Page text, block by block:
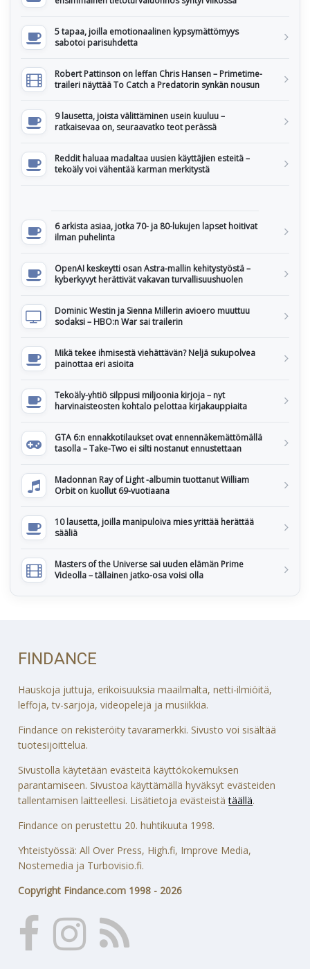
5 tapaa, joilla emotionaalinen kypsymättömyys
sabotoi parisuhdetta
Robert Pattinson on leffan Chris Hansen – Primetime-
traileri näyttää To Catch a Predatorin synkän nousun
9 lausetta, joista välittäminen usein kuuluu –
ratkaisevaa on, seuraavatko teot perässä
Reddit haluaa madaltaa uusien käyttäjien esteitä –
tekoäly voi vähentää karman merkitystä
6 arkista asiaa, jotka 70- ja 80-lukujen lapset hoitivat
ilman puhelinta
OpenAI keskeytti osan Astra-mallin kehitystyöstä –
kyberkyvyt herättivät vakavan turvallisuushuolen
Dominic Westin ja Sienna Millerin avioero muuttuu
sodaksi – HBO:n War sai trailerin
Mikä tekee ihmisestä viehättävän? Neljä sukupolvea
painottaa eri asioita
Tekoäly-yhtiö silppusi miljoonia kirjoja – nyt
harvinaisteosten kohtalo pelottaa kirjakauppiaita
GTA 6:n ennakkotilaukset ovat ennennäkemättömällä
tasolla – Take-Two ei silti nostanut ennustettaan
Madonnan Ray of Light -albumin tuottanut William
Orbit on kuollut 69-vuotiaana
10 lausetta, joilla manipuloiva mies yrittää herättää
sääliä
Masters of the Universe sai uuden elämän Prime
Videolla – tällainen jatko-osa voisi olla
FINDANCE
Hauskoja juttuja, erikoisuuksia maailmalta, netti-ilmiöitä,
leffoja, tv-sarjoja, videopelejä ja musiikkia.
Findance on rekisteröity tavaramerkki. Sivusto voi sisältää
tuotesijoittelua.
Sivustolla käytetään evästeitä käyttökokemuksen
parantamiseen. Sivustoa käyttämällä hyväksyt evästeiden
tallentamisen laitteellesi. Lisätietoja evästeistätäällä.
Findance on perustettu 20. huhtikuuta 1998.
Yhteistyössä: All Over Press, High.fi, Improve Media,
Nostemedia ja Turbovisio.fi.
Copyright Findance.com 1998 - 2026